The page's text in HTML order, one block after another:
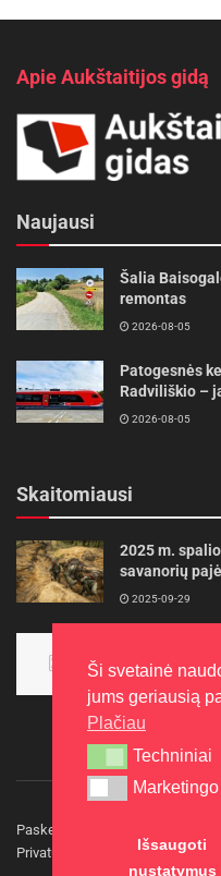
Apie Aukštaitijos gidą
Naujausi
Šalia
remontas
2026-08-05
Patogesnės
Radviliškio –
2026-08-05
Skaitomiausi
2025 m.
savanorių
2025-09-29
aukso
2015-10-30
Paskelbkite naujieną
Privatumo politika
Kontaktai
Ši svetainė
jums geriausią
Plačiau
Techniniai
Techniniai
Marketingo
Marketingo
Išsaugoti
nustatymus